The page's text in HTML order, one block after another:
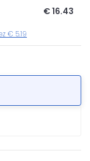
€ 16.43
€ 5.19